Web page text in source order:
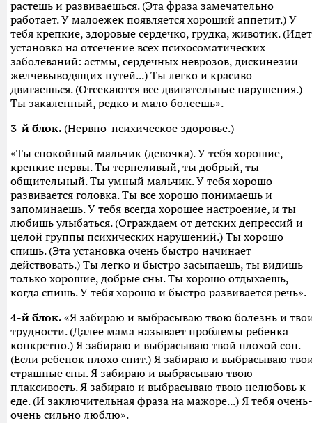
растешь и развиваешься. (Эта фраза замечательно
работает. У малоежек появляется хороший аппетит.) У
тебя крепкие, здоровые сердечко, грудка, животик. (Идет
установка на отсечение всех психосоматических
заболеваний: астмы, сердечных неврозов, дискинезии
желчевыводящих путей...) Ты легко и красиво
двигаешься. (Отсекаются все двигательные нарушения.)
Ты закаленный, редко и мало болеешь».
3-й блок. (Нервно-психическое здоровье.)
«Ты спокойный мальчик (девочка). У тебя хорошие,
крепкие нервы. Ты терпеливый, ты добрый, ты
общительный. Ты умный мальчик. У тебя хорошо
развивается головка. Ты все хорошо понимаешь и
запоминаешь. У тебя всегда хорошее настроение, и ты
любишь улыбаться. (Ограждаем от детских депрессий и
целой группы психических нарушений.) Ты хорошо
спишь. (Эта установка очень быстро начинает
действовать.) Ты легко и быстро засыпаешь, ты видишь
только хорошие, добрые сны. Ты хорошо отдыхаешь,
когда спишь. У тебя хорошо и быстро развивается речь».
4-й блок. «Я забираю и выбрасываю твою болезнь и
трудности. (Далее мама называет проблемы ребенка
конкретно.) Я забираю и выбрасываю твой плохой сон.
(Если ребенок плохо спит.) Я забираю и выбрасываю
страшные сны. Я забираю и выбрасываю твою
плаксивость. Я забираю и выбрасываю твою нелюбовь к
еде. (И заключительная фраза на мажоре...) Я тебя очень-
очень сильно люблю».